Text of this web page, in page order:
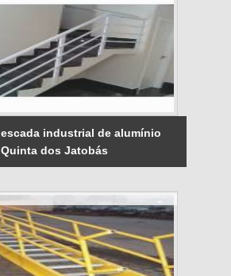
industrial de alumínio
Quinta dos Jatobás